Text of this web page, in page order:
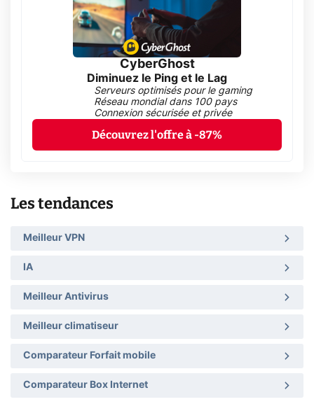
CyberGhost
Diminuez le Ping et le Lag
Serveurs optimisés pour le gaming
Réseau mondial dans 100 pays
Connexion sécurisée et privée
Découvrez l'offre à -87%
Les tendances
Meilleur VPN
IA
Meilleur Antivirus
Meilleur climatiseur
Comparateur Forfait mobile
Comparateur Box Internet